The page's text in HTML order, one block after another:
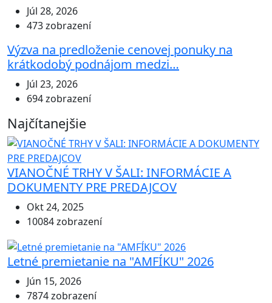
Júl 28, 2026
473 zobrazení
Výzva na predloženie cenovej ponuky na
krátkodobý podnájom medzi…
Júl 23, 2026
694 zobrazení
Najčítanejšie
VIANOČNÉ TRHY V ŠALI: INFORMÁCIE A
DOKUMENTY PRE PREDAJCOV
Okt 24, 2025
10084 zobrazení
Letné premietanie na "AMFÍKU" 2026
Jún 15, 2026
7874 zobrazení